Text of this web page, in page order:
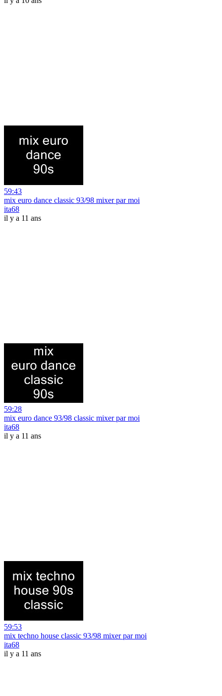
59:43
mix euro dance classic 93/98 mixer par moi
ita68
il y a 11 ans
59:28
mix euro dance 93/98 classic mixer par moi
ita68
il y a 11 ans
59:53
mix techno house classic 93/98 mixer par moi
ita68
il y a 11 ans